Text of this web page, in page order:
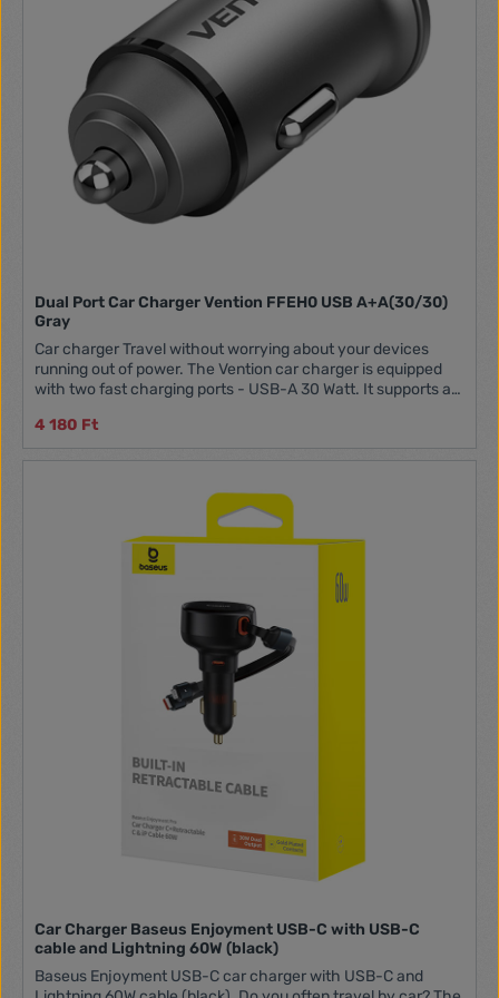
transmission
Dual Port Car Charger Vention FFEH0 USB A+A(30/30)
Gray
Car charger Travel without worrying about your devices
running out of power. The Vention car charger is equipped
with two fast charging ports - USB-A 30 Watt. It supports an
accessory for any type of vehicle. Sturdy aluminum
construction and LED indicator are additional advantages
Safety first The Vention car charger is not only about fast
charging, but also about the safety of your devices. The
FFEH0 is equipped with a number of safety features, so you
don't have to worry about excessive current, power, or
voltage. The charger also protects your batteries from
output power for a single port 30 W Fast charging QC 3.0,
SCP, FCP, AFC, BC1.2, Apple 2.4A, etc.
4 180 Ft
Car Charger Baseus Enjoyment USB-C with USB-C
cable and Lightning 60W (black)
Baseus Enjoyment USB-C car charger with USB-C and